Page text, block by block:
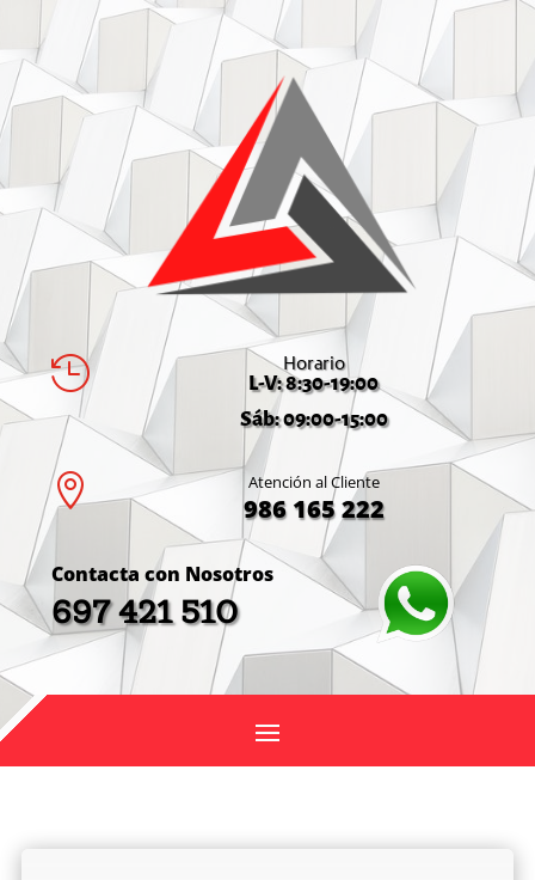
 Horario
L-V: 8:30-19:00
Sáb: 09:00-15:00
 Atención al Cliente
986 165 222
Contacta con Nosotros
697 421 510